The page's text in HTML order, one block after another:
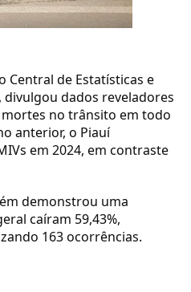
Central de Estatísticas e
divulgou dados reveladores
no trânsito em todo
anterior, o Piauí
em 2024, em contraste
demonstrou uma
caíram 59,43%,
163 ocorrências.